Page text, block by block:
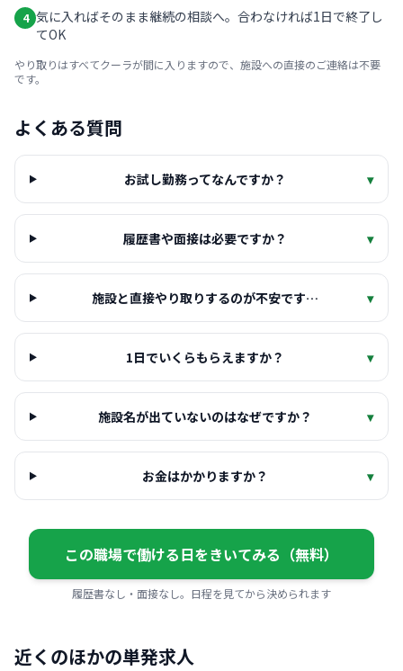
4 気に入ればそのまま継続の相談へ。合わなければ1日で終了し
てOK
やり取りはすべてクーラが間に入りますので、施設への直接のご連絡は不要
です。
よくある質問
お試し勤務ってなんですか？ ▾
履歴書や面接は必要ですか？ ▾
施設と直接やり取りするのが不安です… ▾
1日でいくらもらえますか？ ▾
施設名が出ていないのはなぜですか？ ▾
お金はかかりますか？ ▾
この職場で働ける日をきいてみる（無料）
履歴書なし・面接なし。日程を見てから決められます
近くのほかの単発求人